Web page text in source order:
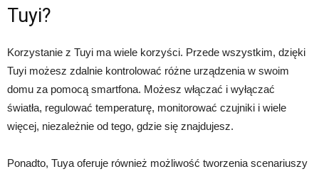
Tuyi?
Korzystanie z Tuyi ma wiele korzyści. Przede wszystkim, dzięki
Tuyi możesz zdalnie kontrolować różne urządzenia w swoim
domu za pomocą smartfona. Możesz włączać i wyłączać
światła, regulować temperaturę, monitorować czujniki i wiele
więcej, niezależnie od tego, gdzie się znajdujesz.
Ponadto, Tuya oferuje również możliwość tworzenia scenariuszy